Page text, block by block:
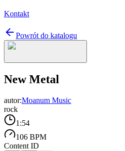
Kontakt
Powrót do katalogu
New Metal
autor:Moanum Music
rock
1:54
106 BPM
Content ID